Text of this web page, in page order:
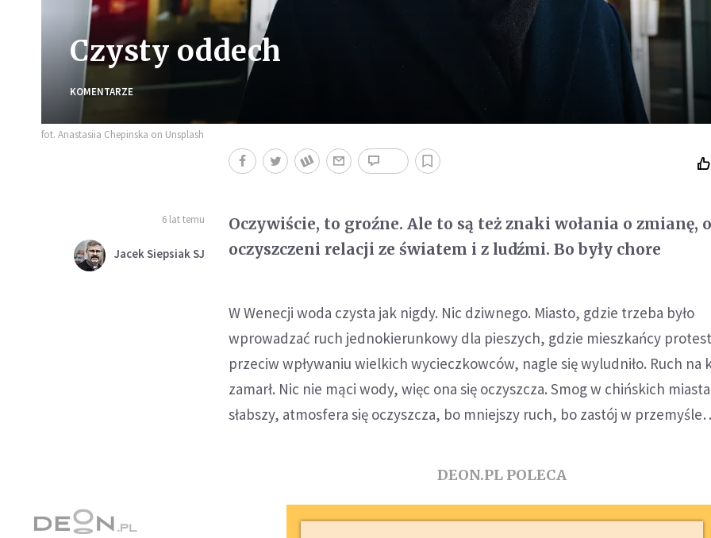
Czysty oddech
KOMENTARZE
fot. Anastasiia Chepinska on Unsplash
6 lat temu
Jacek Siepsiak SJ
Oczywiście, to groźne. Ale to są też znaki wołania o zmianę,
oczyszczeni relacji ze światem i z ludźmi. Bo były chore
W Wenecji woda czysta jak nigdy. Nic dziwnego. Miasto, gdzie trzeba było
wprowadzać ruch jednokierunkowy dla pieszych, gdzie mieszkańcy
przeciw wpływaniu wielkich wycieczkowców, nagle się wyludniło. Ruch na
zamarł. Nic nie mąci wody, więc ona się oczyszcza. Smog w chińskich
słabszy, atmosfera się oczyszcza, bo mniejszy ruch, bo zastój w
DEON.PL POLECA